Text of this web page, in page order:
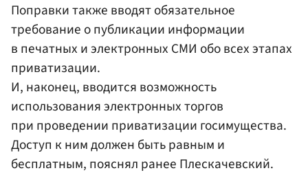
Поправки также вводят обязательное
требование о публикации информации
в печатных и электронных СМИ обо всех этапах
приватизации.
И, наконец, вводится возможность
использования электронных торгов
при проведении приватизации госимущества.
Доступ к ним должен быть равным и
бесплатным, пояснял ранее Плескачевский.